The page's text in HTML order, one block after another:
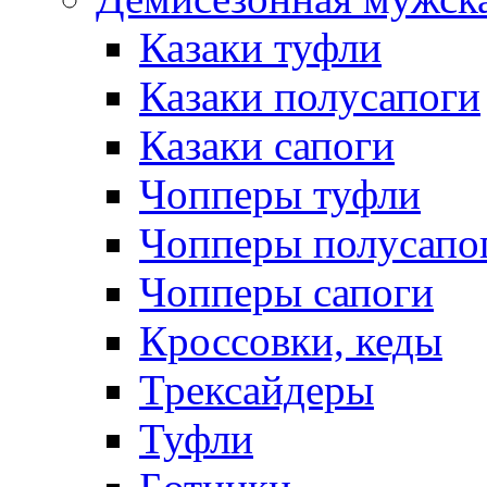
Казаки туфли
Казаки полусапоги
Казаки сапоги
Чопперы туфли
Чопперы
Чопперы сапоги
Кроссовки, кеды
Трексайдеры
Туфли